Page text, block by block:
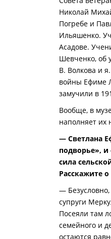
Николай
Погребе и
Ильяшенко.
Асадове.
Шевченко, об
В. Волкова и
войны Ефиме
замучили в
Вообще, в
наполняет
— Светлана
подворье»,
сила
Расскажите
—
супруги
Посеяли там
семейного и
остаются